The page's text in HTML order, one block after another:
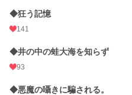
◆狂う記憶
141
◆井の中の蛙大海を知らず
93
◆悪魔の囁きに騙される。